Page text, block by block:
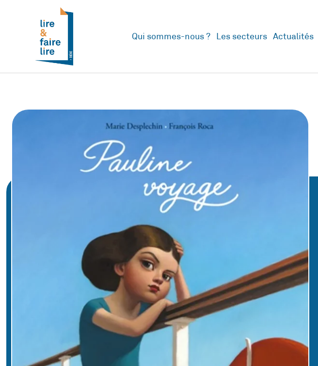
Qui sommes-nous ? Les secteurs Actualités